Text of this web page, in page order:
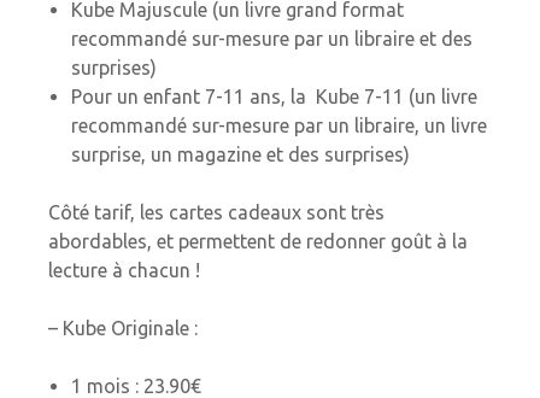
Kube Majuscule (un livre grand format
recommandé sur-mesure par un libraire et des
surprises)
Pour un enfant 7-11 ans, la Kube 7-11 (un livre
recommandé sur-mesure par un libraire, un livre
surprise, un magazine et des surprises)
Côté tarif, les cartes cadeaux sont très
abordables, et permettent de redonner goût à la
lecture à chacun !
– Kube Originale :
1 mois : 23.90€